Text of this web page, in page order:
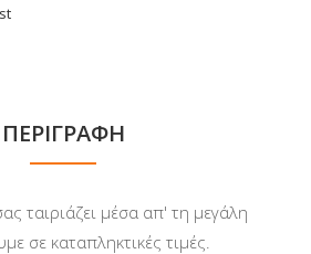
ΠΕΡΙΓΡΑΦΉ
ταιριάζει μέσα απ' τη μεγάλη
σε καταπληκτικές τιμές.